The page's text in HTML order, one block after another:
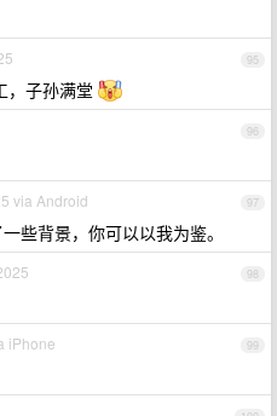
95
，子孙满堂
96
97
via Android
些背景，你可以以我为鉴。
98
99
iPhone